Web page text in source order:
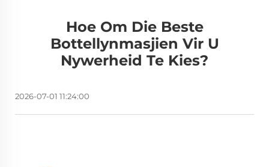
Hoe Om Die Beste
Bottellynmasjien Vir U
Nywerheid Te Kies?
2026-07-01 11:24:00